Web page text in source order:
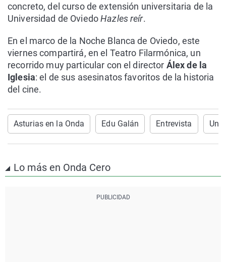
concreto, del curso de extensión universitaria de la
Universidad de OviedoHazles reír.
En el marco de la Noche Blanca de Oviedo, este
viernes compartirá, en el Teatro Filarmónica, un
recorrido muy particular con el director Álex de la
Iglesia: el de sus asesinatos favoritos de la historia
del cine.
Asturias en la Onda Edu Galán Entrevista Un
Lo más en Onda Cero